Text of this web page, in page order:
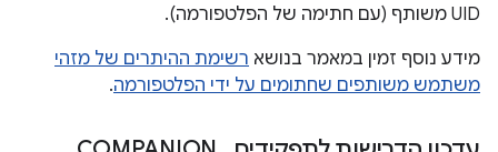
UID משותף (עם חתימה של הפלטפורמה).
מידע נוסף זמין במאמר בנושא רשימת ההיתרים של מזהי
משתמש משותפים שחתומים על ידי הפלטפורמה.